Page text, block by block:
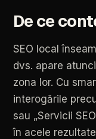
Dece
SEO local
dvs. apare atunci
zona lor. Cu
interogările
sau „Servicii SEO
în acele